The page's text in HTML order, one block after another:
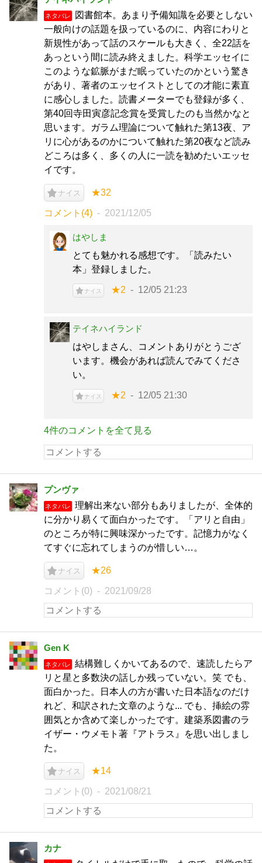
ネタバレ
図書館本。あまり予備知識を必要としない
一般向けの話題を扱っているのに、内容にわりと
新規性があって話のスケールも大きく、全22話を
あっという間に読み終えました。科学エッセイに
このような鉱脈がまだ眠っていたのかという驚き
があり、著者のエッセイストとしての才能に素直
に感心しました。読書メーターでも登録が多く、
第40回寺田寅彦記念賞を受賞したのも当然かなと
思います。ガラム理論について触れた第13夜、ア
リに心があるのかについて触れた第20夜など読み
どころは多く、多くの人に一読を勧めたいエッセ
イです。
ナイス ★32
コメント(4) 2021/12/05
はやしま
とても魅かれる感想です。「読みたい
本」登録しました。
ナイス ★2 12/05 21:23
テイネハイランド
はやしまさん、コメントありがとうござ
います。機会があれば読んでみてくださ
い。
ナイス ★2 12/05 21:30
4件のコメントを全て見る
プンヴァ
ネタバレ
理解出来ない部分もありましたが、全体的
に分かり易くて面白かったです。「アリと自由」
のところが特に興味深かったです。記憶力がなく
てすぐに忘れてしまうのが惜しい…。
ナイス ★26
コメント(0) 2021/09/28
Gen K
ネタバレ
結構難しくかいてあるので、速読したらア
リと星と多数決の話しか残っていない。笑 でも、
面白かった。日本人の方が書いた日本語なのだけ
れど、和訳された文章のような... でも、挿絵の雰
囲気とか含めて楽しかったです。建築系図書のラ
イザー・ウメモト著『アトラス』を思い出しまし
た。
ナイス ★14
コメント(0) 2021/08/21
カナ